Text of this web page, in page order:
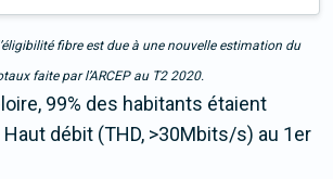
fibre est due à une nouvelle estimation du
faite par l’ARCEP au T2 2020.
99% des habitants étaient
débit (THD, >30Mbits/s) au 1er